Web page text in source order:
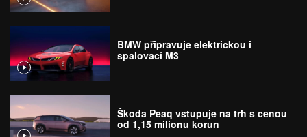
BMW připravuje elektrickou i
spalovací M3
Škoda Peaq vstupuje na trh s cenou
od 1,15 milionu korun